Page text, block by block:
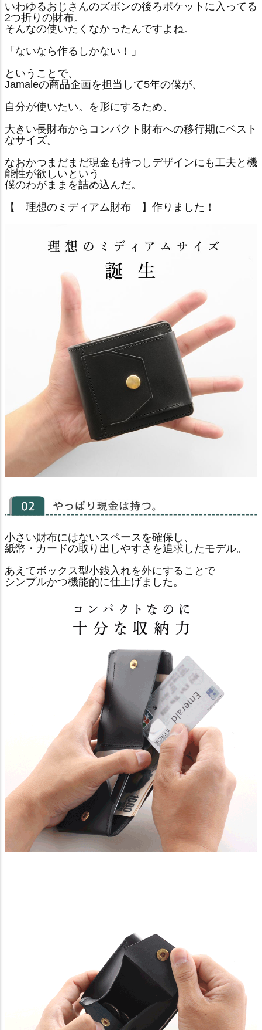
いわゆるおじさんのズボンの後ろポケットに入ってる
2つ折りの財布。
そんなの使いたくなかったんですよね。
「ないなら作るしかない！」
ということで、
Jamaleの商品企画を担当して5年の僕が、
自分が使いたい。を形にするため、
大きい長財布からコンパクト財布への移行期にベスト
なサイズ。
なおかつまだまだ現金も持つしデザインにも工夫と機
能性が欲しいという
僕のわがままを詰め込んだ。
【 理想のミディアム財布 】作りました！
小さい財布にはないスペースを確保し、
紙幣・カードの取り出しやすさを追求したモデル。
あえてボックス型小銭入れを外にすることで
シンプルかつ機能的に仕上げました。